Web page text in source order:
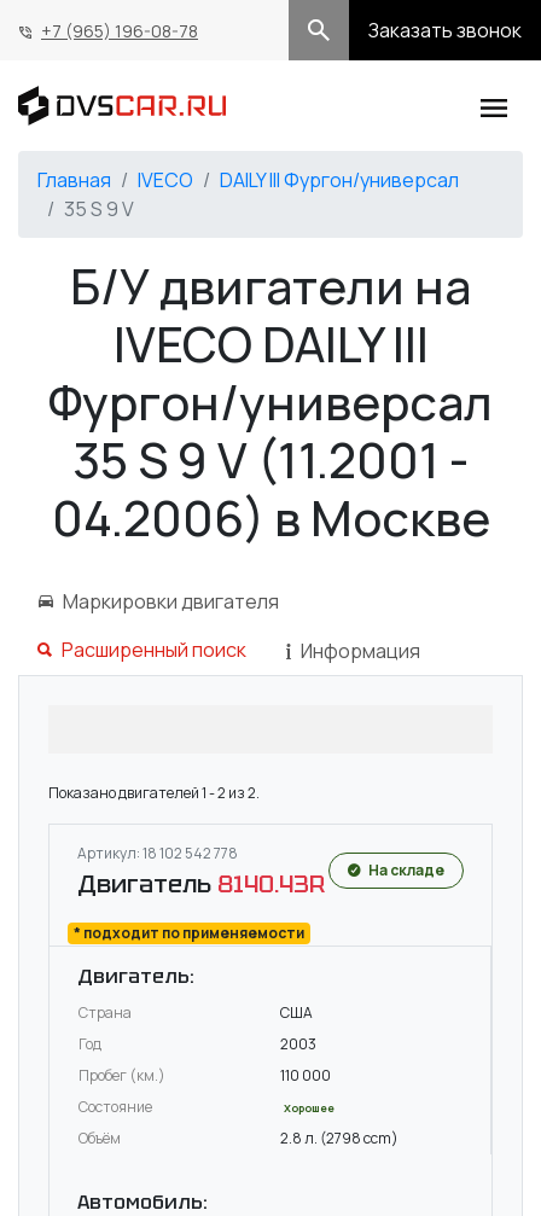
+7 (965) 196-08-78 Заказать звонок
Главная IVECO
DAILY III Фургон/универсал
35 S 9 V
Б/У двигатели на
IVECO DAILY III
Фургон/универсал
35 S 9 V (11.2001 -
04.2006) в Москве
Маркировки двигателя
Расширенный поиск
Информация
Показано двигателей 1 - 2 из 2.
Артикул: 18 102 542 778
Двигатель 8140.43R
* подходит по применяемости
На складе
Двигатель:
Страна
США
Год
2003
Пробег (км.)
110 000
Состояние
Хорошее
Объём 2.8 л. (2798 ccm)
Автомобиль: